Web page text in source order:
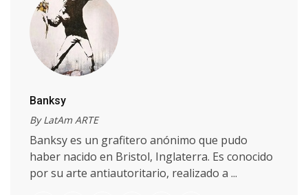
Banksy
By LatAm ARTE
Banksy es un grafitero anónimo que pudo
haber nacido en Bristol, Inglaterra. Es conocido
por su arte antiautoritario, realizado a ...